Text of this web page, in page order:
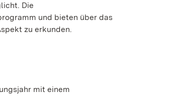
Die
und bieten über das
zu erkunden.
mit einem